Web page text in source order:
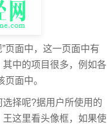
页面中，这一页面中有
中的项目很多，例如各
面中。
择呢?据用户所使用的
这里看头像框，如果使